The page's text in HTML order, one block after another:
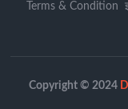
Terms & Condition
Copyright © 2024